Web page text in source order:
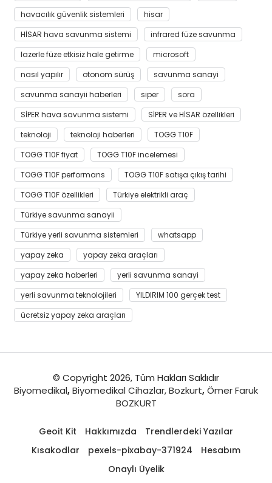
havacılık güvenlik sistemleri
hisar
HİSAR hava savunma sistemi
infrared füze savunma
lazerle füze etkisiz hale getirme
microsoft
nasıl yapılır
otonom sürüş
savunma sanayi
savunma sanayii haberleri
siper
sora
SİPER hava savunma sistemi
SİPER ve HİSAR özellikleri
teknoloji
teknoloji haberleri
TOGG T10F
TOGG T10F fiyat
TOGG T10F incelemesi
TOGG T10F performans
TOGG T10F satışa çıkış tarihi
TOGG T10F özellikleri
Türkiye elektrikli araç
Türkiye savunma sanayii
Türkiye yerli savunma sistemleri
whatsapp
yapay zeka
yapay zeka araçları
yapay zeka haberleri
yerli savunma sanayi
yerli savunma teknolojileri
YILDIRIM 100 gerçek test
ücretsiz yapay zeka araçları
© Copyright 2026, Tüm Hakları Saklıdır
Biyomedikal,Biyomedikal Cihazlar,Bozkurt,Ömer Faruk
BOZKURT
Geoit Kit Hakkımızda
Trendlerdeki Yazılar
Kısakodlar
pexels-pixabay-371924
Hesabım
Onaylı Üyelik